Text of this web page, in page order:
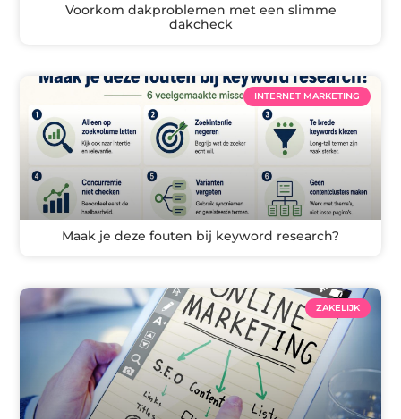
Voorkom dakproblemen met een slimme
dakcheck
INTERNET MARKETING
Maak je deze fouten bij keyword research?
ZAKELIJK